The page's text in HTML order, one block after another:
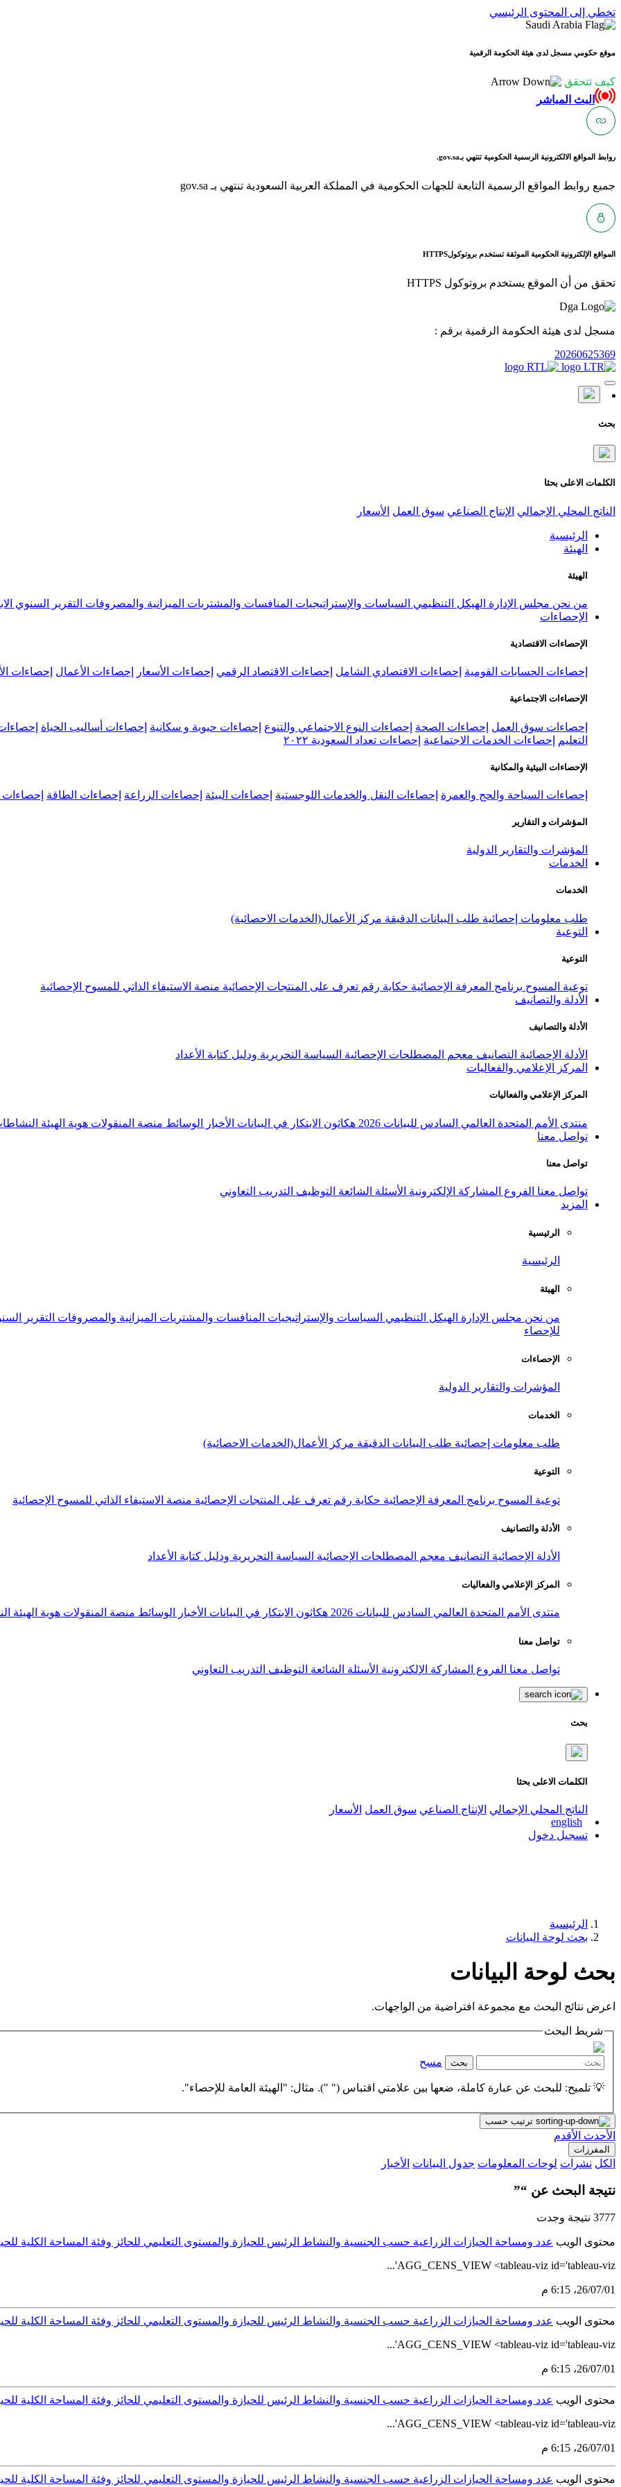
تخطي إلى المحتوى الرئيسي
موقع حكومي مسجل لدى هيئة الحكومة الرقمية
كيف تتحقق
البث المباشر
روابط المواقع الالكترونية الرسمية الحكومية تنتهي بـgov.sa.
جميع روابط المواقع الرسمية التابعة للجهات الحكومية في المملكة العربية السعودية تنتهي بـ gov.sa
المواقع الإلكترونية الحكومية الموثقة تستخدم بروتوكولHTTPS
تحقق من أن الموقع يستخدم بروتوكول HTTPS
مسجل لدى هيئة الحكومة الرقمية برقم :
20260625369
بحث
الكلمات الاعلى بحثا
الناتج المحلي الإجمالي الإنتاج الصناعي سوق العمل الأسعار
الرئيسية
الهيئة
الهيئة
من نحن مجلس الإدارة الهيكل التنظيمي السياسات والإستراتيجيات المنافسات والمشتريات الميزانية والمصروفات التقرير السنوي
الإحصاءات
الإحصاءات الاقتصادية
إحصاءات الحسابات القومية إحصاءات الاقتصادي الشامل إحصاءات الاقتصاد الرقمي إحصاءات الأسعار إحصاءات الأعمال إحصاءات
الإحصاءات الاجتماعية
إحصاءات سوق العمل إحصاءات الصحة إحصاءات النوع الاجتماعي والتنوع إحصاءات حيوية و سكانية إحصاءات أساليب الحياة
التعليم
إحصاءات الخدمات الاجتماعية إحصاءات تعداد السعودية ٢٠٢٢
الإحصاءات البيئية والمكانية
إحصاءات السياحة والحج والعمرة إحصاءات النقل والخدمات اللوجستية إحصاءات البيئة إحصاءات الزراعة إحصاءات الطاقة إحصاءات
المؤشرات و التقارير
المؤشرات والتقارير الدولية
الخدمات
الخدمات
طلب معلومات إحصائية طلب البيانات الدقيقة مركز الأعمال(الخدمات الاحصائية)
التوعية
التوعية
توعية المسوح برنامج المعرفة الإحصائية حكاية رقم تعرف على المنتجات الإحصائية منصة الاستيفاء الذاتي للمسوح الإحصائية
الأدلة والتصانيف
الأدلة والتصانيف
الأدلة الإحصائية التصانيف معجم المصطلحات الإحصائية السياسة التحريرية ودليل كتابة الأعداد
المركز الإعلامي والفعاليات
المركز الإعلامي والفعاليات
منتدى الأمم المتحدة العالمي السادس للبيانات 2026 هكاثون الابتكار في البيانات الأخبار الوسائط منصة المنقولات هوية الهيئة
تواصل معنا
تواصل معنا
تواصل معنا الفروع المشاركة الإلكترونية الأسئلة الشائعة التوظيف التدريب التعاوني
المزيد
الرئيسية
الرئيسية
الهيئة
من نحن مجلس الإدارة الهيكل التنظيمي السياسات والإستراتيجيات المنافسات والمشتريات الميزانية والمصروفات التقرير
للإحصاء
الإحصاءات
المؤشرات والتقارير الدولية
الخدمات
طلب معلومات إحصائية طلب البيانات الدقيقة مركز الأعمال(الخدمات الاحصائية)
التوعية
توعية المسوح برنامج المعرفة الإحصائية حكاية رقم تعرف على المنتجات الإحصائية منصة الاستيفاء الذاتي للمسوح الإحصائية
الأدلة والتصانيف
الأدلة الإحصائية التصانيف معجم المصطلحات الإحصائية السياسة التحريرية ودليل كتابة الأعداد
المركز الإعلامي والفعاليات
منتدى الأمم المتحدة العالمي السادس للبيانات 2026 هكاثون الابتكار في البيانات الأخبار الوسائط منصة المنقولات هوية الهيئة
تواصل معنا
تواصل معنا الفروع المشاركة الإلكترونية الأسئلة الشائعة التوظيف التدريب التعاوني
بحث
الكلمات الاعلى بحثا
الناتج المحلي الإجمالي الإنتاج الصناعي سوق العمل الأسعار
english
تسجيل دخول
الرئيسية
بحث لوحة البيانات
بحث لوحة البيانات
اعرض نتائج البحث مع مجموعة افتراضية من الواجهات.
شريط البحث
بحث مسح
💡 تلميح: للبحث عن عبارة كاملة، ضعها بين علامتي اقتباس (" "). مثال: "الهيئة العامة للإحصاء".
ترتيب حسب
الأحدث الأقدم
المفرزات
الكل نشرات لوحات المعلومات جدول البيانات الأخبار
نتيجة البحث عن “”
3777 نتيجة وجدت
محتوى الويب عدد ومساحة الحيازات الزراعية حسب الجنسية والنشاط الرئيس للحيازة والمستوى التعليمي للحائز وفئة المساحة الكلية
AGG_CENS_VIEW <tableau-viz id='tableau-viz'...
01‏/07‏/26، 6:15 م
محتوى الويب عدد ومساحة الحيازات الزراعية حسب الجنسية والنشاط الرئيس للحيازة والمستوى التعليمي للحائز وفئة المساحة الكلية
AGG_CENS_VIEW <tableau-viz id='tableau-viz'...
01‏/07‏/26، 6:15 م
محتوى الويب عدد ومساحة الحيازات الزراعية حسب الجنسية والنشاط الرئيس للحيازة والمستوى التعليمي للحائز وفئة المساحة الكلية
AGG_CENS_VIEW <tableau-viz id='tableau-viz'...
01‏/07‏/26، 6:15 م
محتوى الويب عدد ومساحة الحيازات الزراعية حسب الجنسية والنشاط الرئيس للحيازة والمستوى التعليمي للحائز وفئة المساحة الكلية